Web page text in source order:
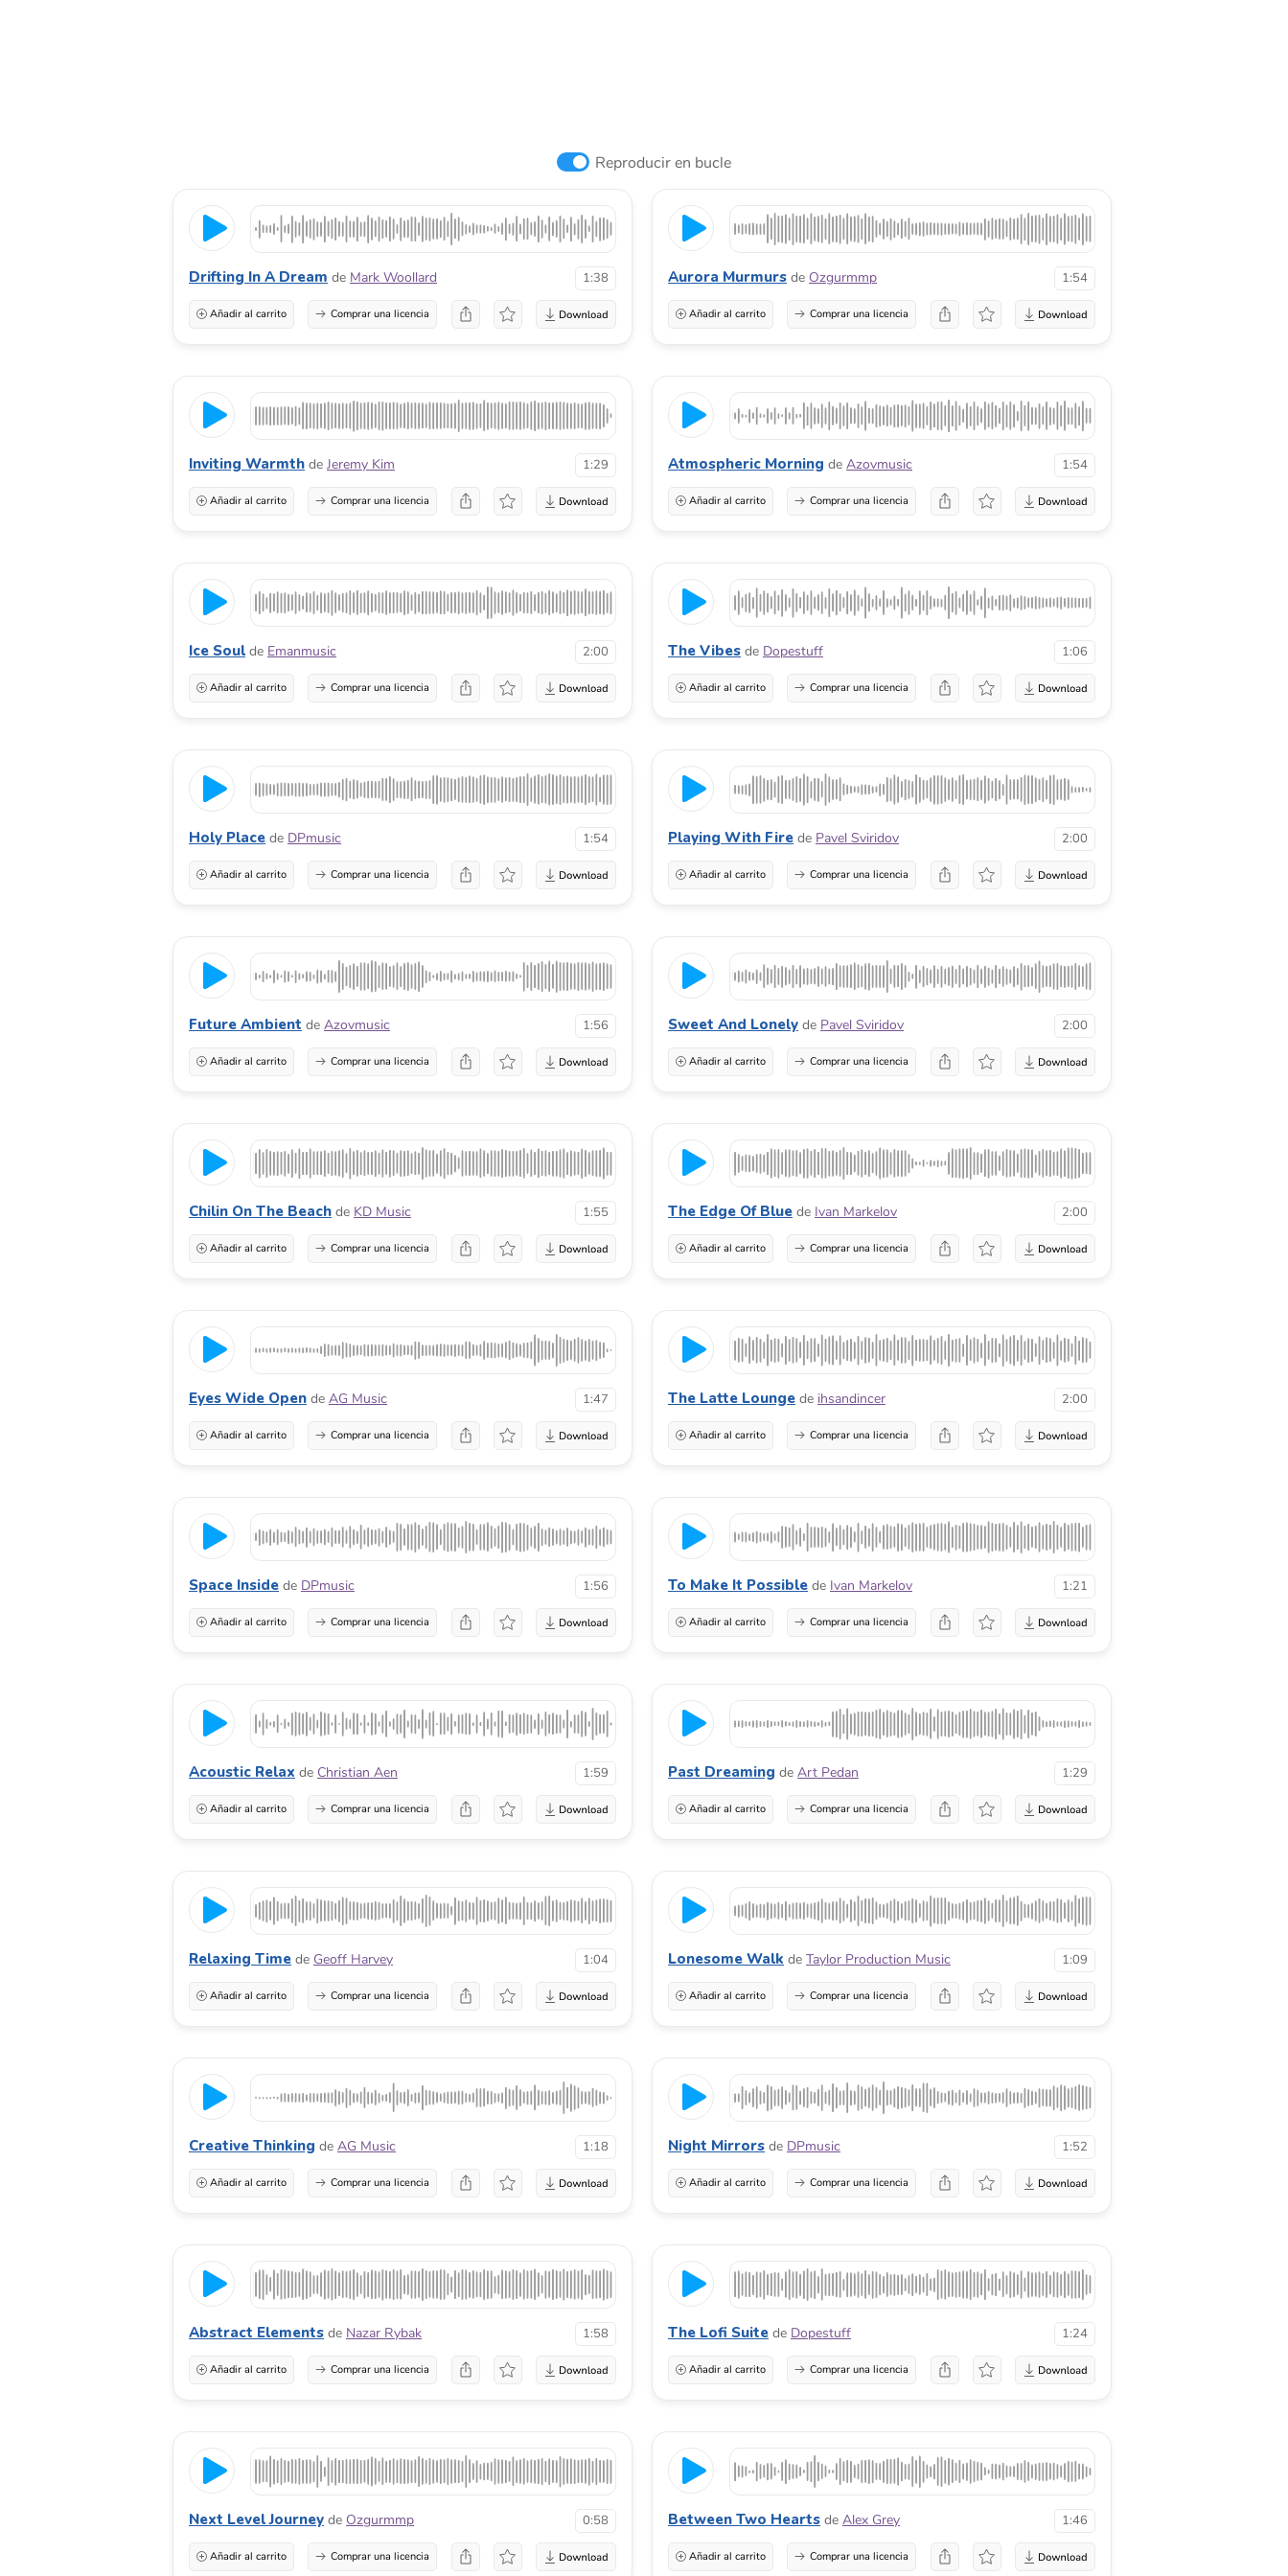
Reproducir en bucle
Drifting In A Dream de Mark Woollard 1:38
Añadir al carrito Comprar una licencia
Aurora Murmurs de Ozgurmmp 1:54
Añadir al carrito Comprar una licencia
Inviting Warmth de Jeremy Kim 1:29
Añadir al carrito Comprar una licencia
Atmospheric Morning de Azovmusic 1:54
Añadir al carrito Comprar una licencia
Ice Soul de Emanmusic 2:00
Añadir al carrito Comprar una licencia
The Vibes de Dopestuff 1:06
Añadir al carrito Comprar una licencia
Holy Place de DPmusic 1:54
Añadir al carrito Comprar una licencia
Playing With Fire de Pavel Sviridov 2:00
Añadir al carrito Comprar una licencia
Future Ambient de Azovmusic 1:56
Añadir al carrito Comprar una licencia
Sweet And Lonely de Pavel Sviridov 2:00
Añadir al carrito Comprar una licencia
Chilin On The Beach de KD Music 1:55
Añadir al carrito Comprar una licencia
The Edge Of Blue de Ivan Markelov 2:00
Añadir al carrito Comprar una licencia
Eyes Wide Open de AG Music 1:47
Añadir al carrito Comprar una licencia
The Latte Lounge de ihsandincer 2:00
Añadir al carrito Comprar una licencia
Space Inside de DPmusic 1:56
Añadir al carrito Comprar una licencia
To Make It Possible de Ivan Markelov 1:21
Añadir al carrito Comprar una licencia
Acoustic Relax de Christian Aen 1:59
Añadir al carrito Comprar una licencia
Past Dreaming de Art Pedan 1:29
Añadir al carrito Comprar una licencia
Relaxing Time de Geoff Harvey 1:04
Añadir al carrito Comprar una licencia
Lonesome Walk de Taylor Production Music 1:09
Añadir al carrito Comprar una licencia
Creative Thinking de AG Music 1:18
Añadir al carrito Comprar una licencia
Night Mirrors de DPmusic 1:52
Añadir al carrito Comprar una licencia
Abstract Elements de Nazar Rybak 1:58
Añadir al carrito Comprar una licencia
The Lofi Suite de Dopestuff 1:24
Añadir al carrito Comprar una licencia
Next Level Journey de Ozgurmmp 0:58
Añadir al carrito Comprar una licencia
Between Two Hearts de Alex Grey 1:46
Añadir al carrito Comprar una licencia